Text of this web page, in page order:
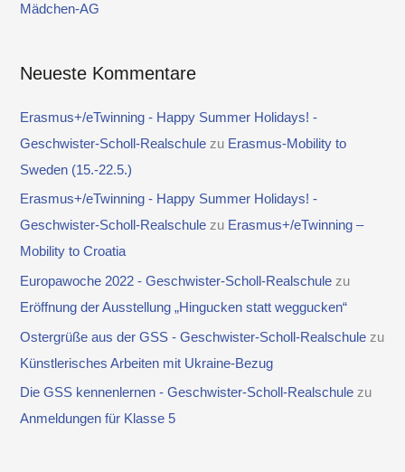
:Mädchen-AG
Neueste Kommentare
Erasmus+/eTwinning - Happy Summer Holidays! -
Geschwister-Scholl-Realschule zu Erasmus-Mobility to
Sweden (15.-22.5.)
Erasmus+/eTwinning - Happy Summer Holidays! -
Geschwister-Scholl-Realschule zu Erasmus+/eTwinning –
Mobility to Croatia
Europawoche 2022 - Geschwister-Scholl-Realschule zu
Eröffnung der Ausstellung „Hingucken statt weggucken“
Ostergrüße aus der GSS - Geschwister-Scholl-Realschule zu
Künstlerisches Arbeiten mit Ukraine-Bezug
Die GSS kennenlernen - Geschwister-Scholl-Realschule zu
Anmeldungen für Klasse 5